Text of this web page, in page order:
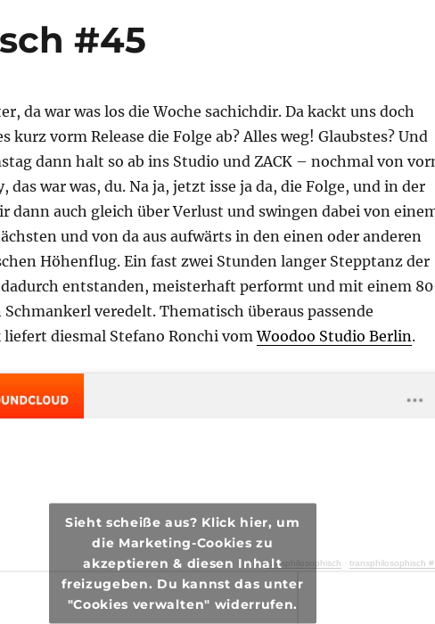
#45
da war was los die Woche sachichdir. Da kackt uns doch
kurz vorm Release die Folge ab? Alles weg! Glaubstes? Und
dann halt so ab ins Studio und ZACK – nochmal von
das war was, du. Na ja, jetzt isse ja da, die Folge, und in der
dann auch gleich über Verlust und swingen dabei von
und von da aus aufwärts in den einen oder anderen
Höhenflug. Ein fast zwei Stunden langer Stepptanz der
dadurch entstanden, meisterhaft performt und mit einem
veredelt. Thematisch überaus passende
liefert diesmal Stefano Ronchi vomWoodoo Studio Berlin.
transphilosophisch ·transphilosophisch #45 – Nix mehr zu verlieren
Sieht scheiße aus? Klick hier, um
die Marketing-Cookies zu
akzeptieren & diesen Inhalt
freizugeben. Du kannst das unter
"Cookies verwalten" widerrufen.